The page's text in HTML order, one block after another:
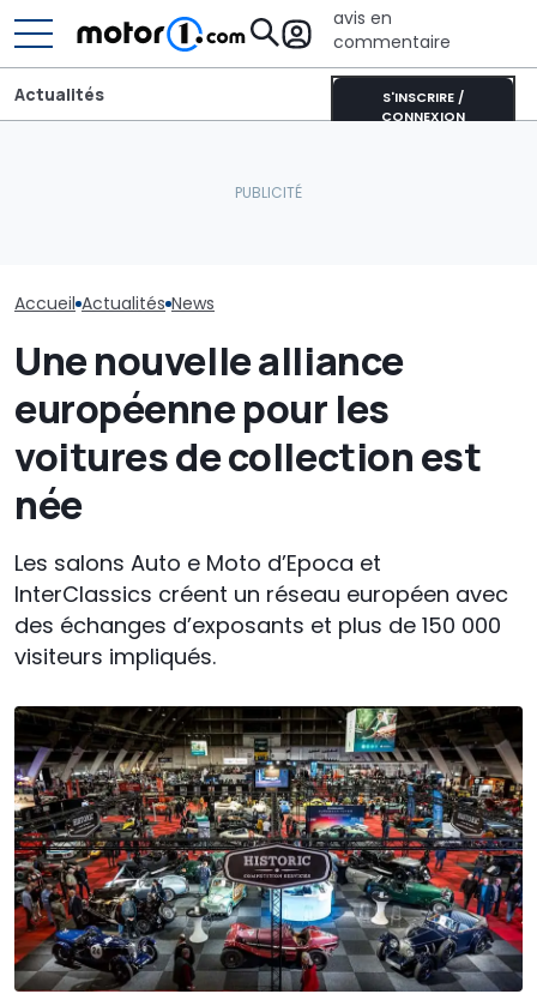
avis en
commentaire
S'INSCRIRE /
CONNEXION
Actualités
Accueil Actualités News
Une nouvelle alliance
européenne pour les
voitures de collection est
née
Les salons Auto e Moto d’Epoca et
InterClassics créent un réseau européen avec
des échanges d’exposants et plus de 150 000
visiteurs impliqués.